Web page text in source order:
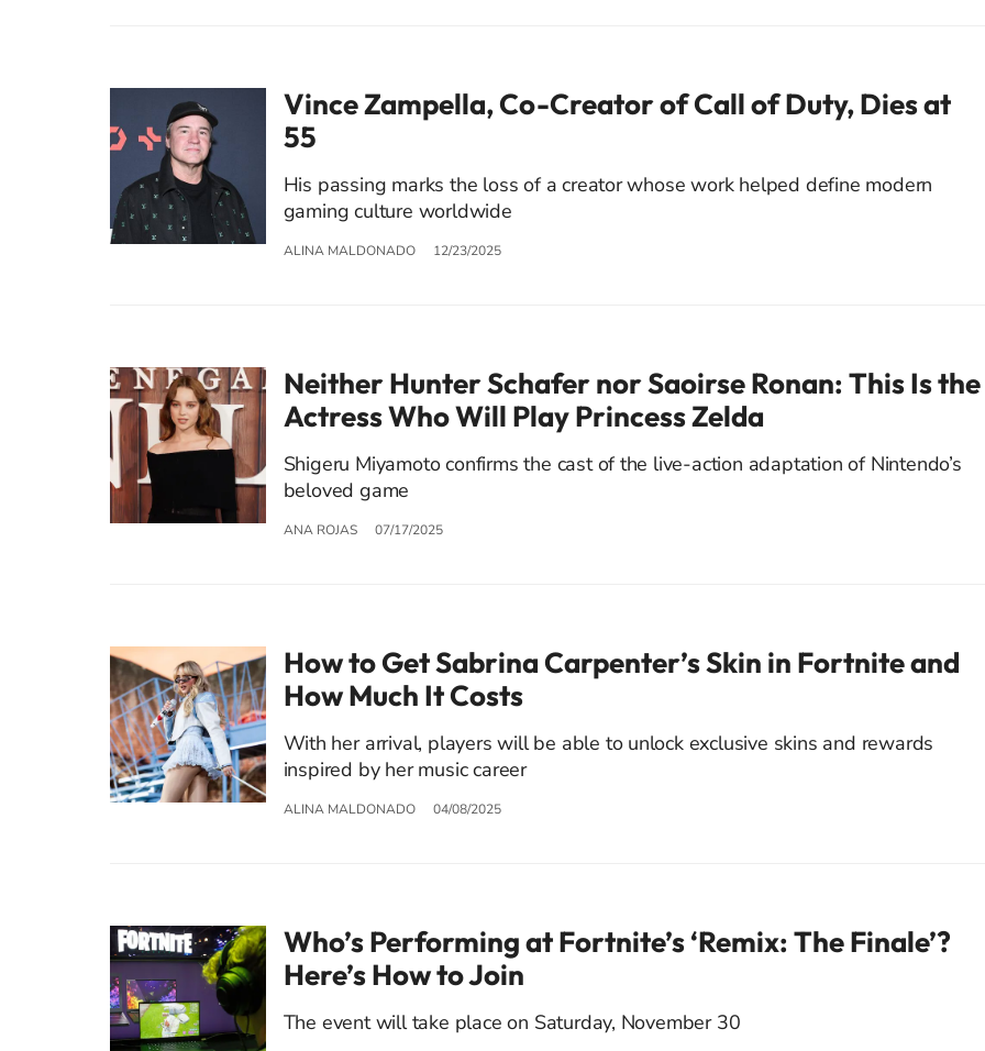
Vince Zampella, Co-Creator of Call of Duty, Dies at
55
His passing marks the loss of a creator whose work helped define modern
gaming culture worldwide
ALINA MALDONADO 12/23/2025
Neither Hunter Schafer nor Saoirse Ronan: This Is the
Actress Who Will Play Princess Zelda
Shigeru Miyamoto confirms the cast of the live-action adaptation of Nintendo’s
beloved game
ANA ROJAS 07/17/2025
How to Get Sabrina Carpenter’s Skin in Fortnite and
How Much It Costs
With her arrival, players will be able to unlock exclusive skins and rewards
inspired by her music career
ALINA MALDONADO 04/08/2025
Who’s Performing at Fortnite’s ‘Remix: The Finale’?
Here’s How to Join
The event will take place on Saturday, November 30